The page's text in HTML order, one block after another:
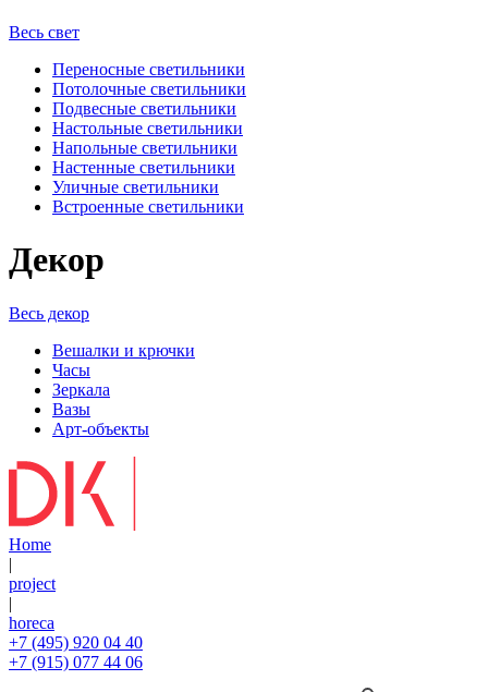
Весь свет
Переносные светильники
Потолочные светильники
Подвесные светильники
Настольные светильники
Напольные светильники
Настенные светильники
Уличные светильники
Встроенные светильники
Декор
Весь декор
Вешалки и крючки
Часы
Зеркала
Вазы
Арт-объекты
Home
|
project
|
horeca
+7 (495) 920 04 40
+7 (915) 077 44 06